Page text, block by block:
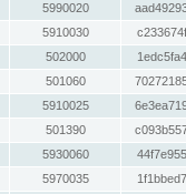
5990020
5910030
502000
501060
5910025
501390
5930060
5970035